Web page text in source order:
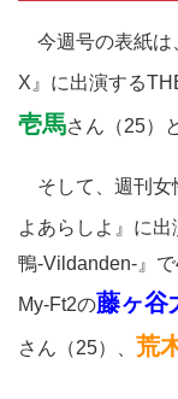
今週号の表紙は
X』に出演する
壱馬さん（25）
そして、週刊女
よあらしよ』に出
鴨-Vildanden-』
My-Ft2の藤ヶ谷
さん（25）、 荒